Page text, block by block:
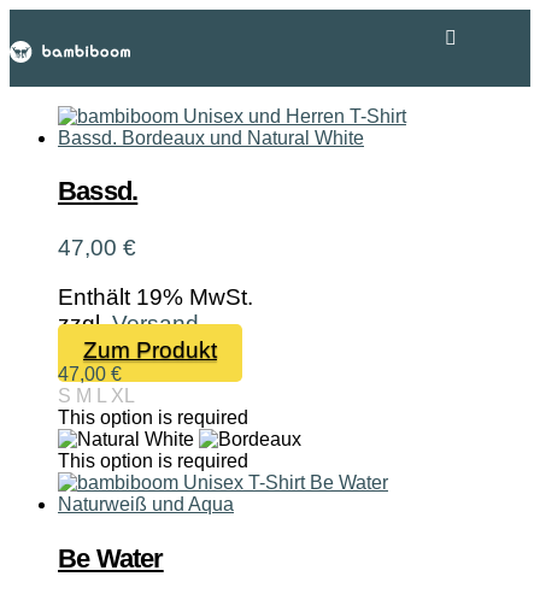
Bassd.
47,00 €
Enthält 19% MwSt.
zzgl.Versand
Zum Produkt
Produkt
mehrere
Varianten
auf.
47,00 €
S M
XL
This option is required
This option is required
Be Water